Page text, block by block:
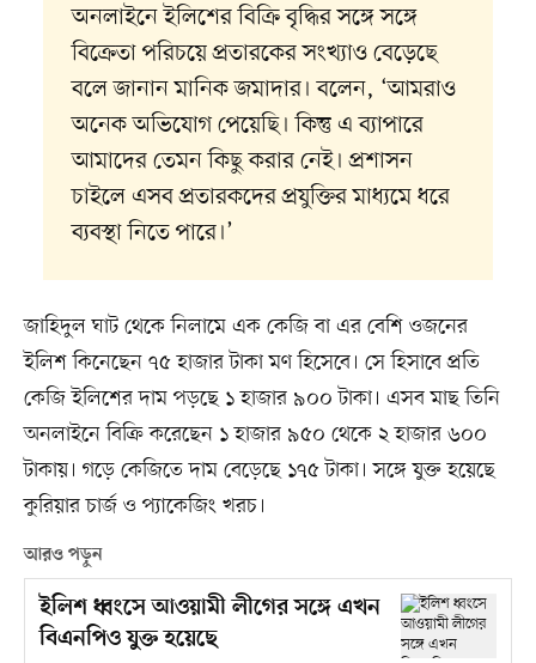
অনলাইনে ইলিশের বিক্রি বৃদ্ধির সঙ্গে সঙ্গে
বিক্রেতা পরিচয়ে প্রতারকের সংখ্যাও বেড়েছে
বলে জানান মানিক জমাদার। বলেন, ‘আমরাও
অনেক অভিযোগ পেয়েছি। কিন্তু এ ব্যাপারে
আমাদের তেমন কিছু করার নেই। প্রশাসন
চাইলে এসব প্রতারকদের প্রযুক্তির মাধ্যমে ধরে
ব্যবস্থা নিতে পারে।’
জাহিদুল ঘাট থেকে নিলামে এক কেজি বা এর বেশি ওজনের
ইলিশ কিনেছেন ৭৫ হাজার টাকা মণ হিসেবে। সে হিসাবে প্রতি
কেজি ইলিশের দাম পড়ছে ১ হাজার ৯০০ টাকা। এসব মাছ তিনি
অনলাইনে বিক্রি করেছেন ১ হাজার ৯৫০ থেকে ২ হাজার ৬০০
টাকায়। গড়ে কেজিতে দাম বেড়েছে ১৭৫ টাকা। সঙ্গে যুক্ত হয়েছে
কুরিয়ার চার্জ ও প্যাকেজিং খরচ।
আরও পড়ুন
ইলিশ ধ্বংসে আওয়ামী লীগের সঙ্গে এখন
বিএনপিও যুক্ত হয়েছে